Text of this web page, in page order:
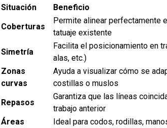
Situación
Beneficio
Coberturas
Permite alinear perfectamente
tatuaje existente
Simetría
Facilita el posicionamiento en
alas, etc.)
Zonas
curvas
Ayuda a visualizar cómo se
costillas o muslos
Repasos
Garantiza que las líneas
trabajo anterior
Áreas
Ideal para codos, rodillas,